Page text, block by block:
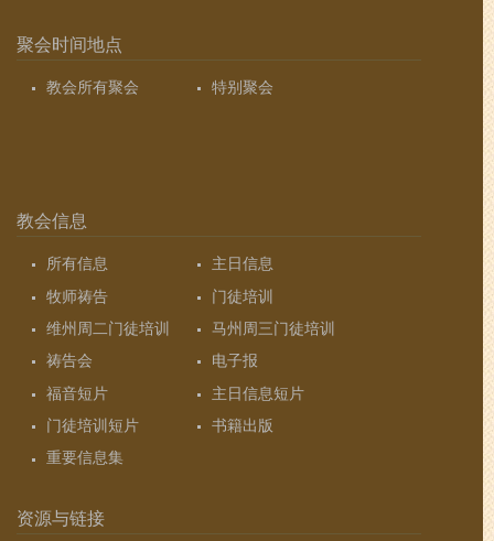
聚会时间地点
教会所有聚会 特别聚会
教会信息
所有信息
主日信息
牧师祷告
门徒培训
维州周二门徒培训
马州周三门徒培训
祷告会
电子报
福音短片
主日信息短片
门徒培训短片
书籍出版
重要信息集
资源与链接